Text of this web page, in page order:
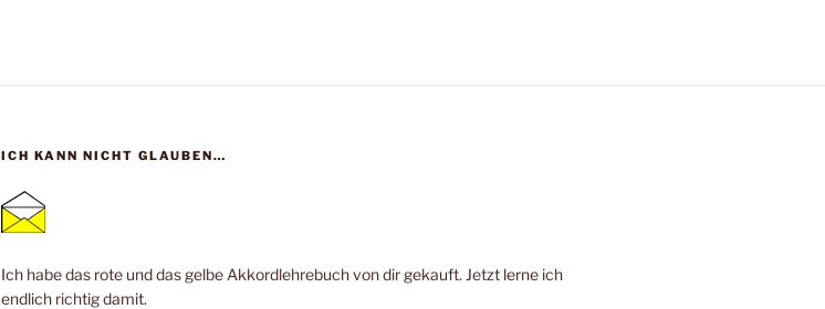
ICH KANN NICHT GLAUBEN…
Ich habe das rote und das gelbe Akkordlehrebuch von dir gekauft. Jetzt lerne ich
endlich richtig damit.